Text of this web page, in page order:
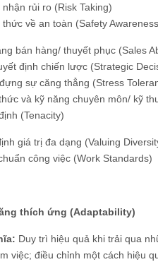
rủi ro (Risk Taking)
về an toàn (Safety
bán hàng/ thuyết phục (Sales
định chiến lược (Strategic
sự căng thẳng (Stress
và kỹ năng chuyên môn/ kỹ
(Tenacity)
giá trị đa dạng (Valuing
công việc (Work Standards)
thích ứng (Adaptability)
Duy trì hiệu quả khi trải qua
việc; điều chỉnh một cách hiệu